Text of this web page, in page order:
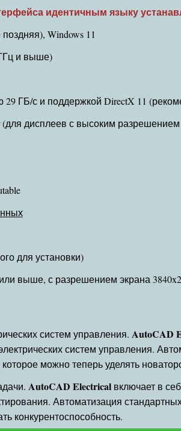
идентичным языку
Windows 11
и выше)
ГБ/с и поддержкой DirectX 11
дисплеев с высоким
для установки)
выше, с разрешением экрана
систем управления. AutoCAD
систем управления.
можно теперь уделять
AutoCAD Electricalвключает в
Автоматизация
конкурентоспособность.